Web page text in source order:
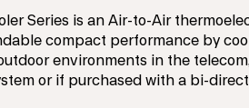
Series is an Air-to-Air
compact performance by
environments in the
or if purchased with a bi-